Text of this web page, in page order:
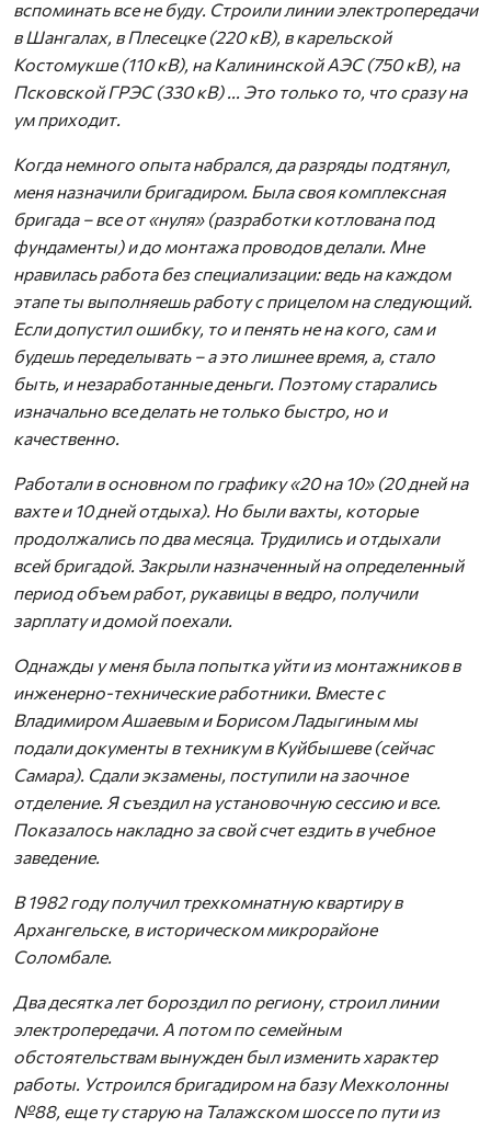
вспоминать все не буду. Строили линии электропередачи
в Шангалах, в Плесецке (220 кВ), в карельской
Костомукше (110 кВ), на Калининской АЭС (750 кВ), на
Псковской ГРЭС (330 кВ) ... Это только то, что сразу на
ум приходит.
Когда немного опыта набрался, да разряды подтянул,
меня назначили бригадиром. Была своя комплексная
бригада – все от «нуля» (разработки котлована под
фундаменты) и до монтажа проводов делали. Мне
нравилась работа без специализации: ведь на каждом
этапе ты выполняешь работу с прицелом на следующий.
Если допустил ошибку, то и пенять не на кого, сам и
будешь переделывать – а это лишнее время, а, стало
быть, и незаработанные деньги. Поэтому старались
изначально все делать не только быстро, но и
качественно.
Работали в основном по графику «20 на 10» (20 дней на
вахте и 10 дней отдыха). Но были вахты, которые
продолжались по два месяца. Трудились и отдыхали
всей бригадой. Закрыли назначенный на определенный
период объем работ, рукавицы в ведро, получили
зарплату и домой поехали.
Однажды у меня была попытка уйти из монтажников в
инженерно-технические работники. Вместе с
Владимиром Ашаевым и Борисом Ладыгиным мы
подали документы в техникум в Куйбышеве (сейчас
Самара). Сдали экзамены, поступили на заочное
отделение. Я съездил на установочную сессию и все.
Показалось накладно за свой счет ездить в учебное
заведение.
В 1982 году получил трехкомнатную квартиру в
Архангельске, в историческом микрорайоне
Соломбале.
Два десятка лет бороздил по региону, строил линии
электропередачи. А потом по семейным
обстоятельствам вынужден был изменить характер
работы. Устроился бригадиром на базу Мехколонны
№88, еще ту старую на Талажском шоссе по пути из